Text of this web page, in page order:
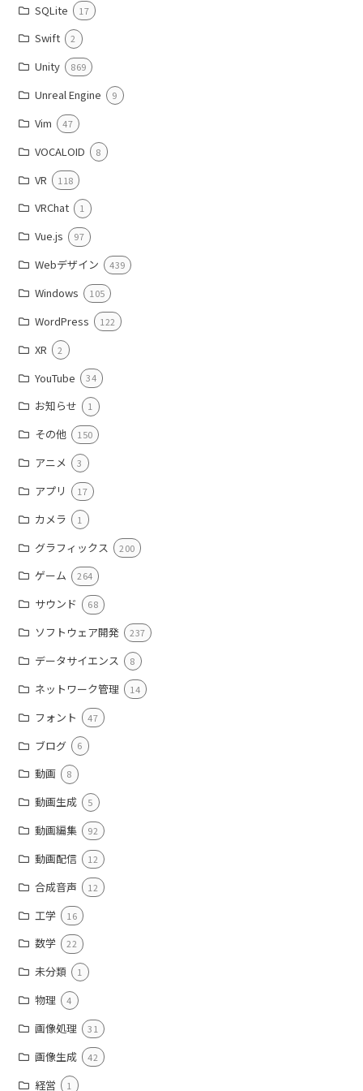
SQLite 17
Swift 2
Unity 869
Unreal Engine 9
Vim 47
VOCALOID 8
VR 118
VRChat 1
Vue.js 97
Webデザイン 439
Windows 105
WordPress 122
XR 2
YouTube 34
お知らせ 1
その他 150
アニメ 3
アプリ 17
カメラ 1
グラフィックス 200
ゲーム 264
サウンド 68
ソフトウェア開発 237
データサイエンス 8
ネットワーク管理 14
フォント 47
ブログ 6
動画 8
動画生成 5
動画編集 92
動画配信 12
合成音声 12
工学 16
数学 22
未分類 1
物理 4
画像処理 31
画像生成 42
経営 1